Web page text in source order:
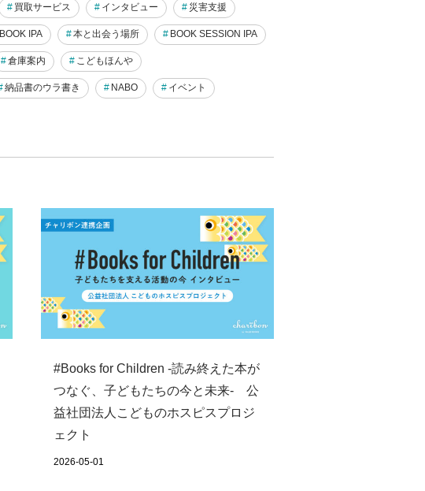
買取サービス インタビュー 災害支援
BOOK IPA 本と出会う場所 BOOK SESSION IPA
倉庫案内 こどもほんや
納品書のウラ書き NABO イベント
#Books for Children -読み終えた本が
つなぐ、子どもたちの今と未来‐ 公
益社団法人こどものホスピスプロジ
ェクト
2026-05-01